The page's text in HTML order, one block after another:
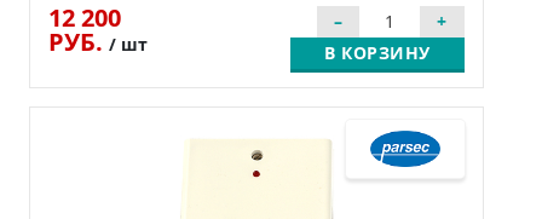
12 200
РУБ. / шт В КОРЗИНУ